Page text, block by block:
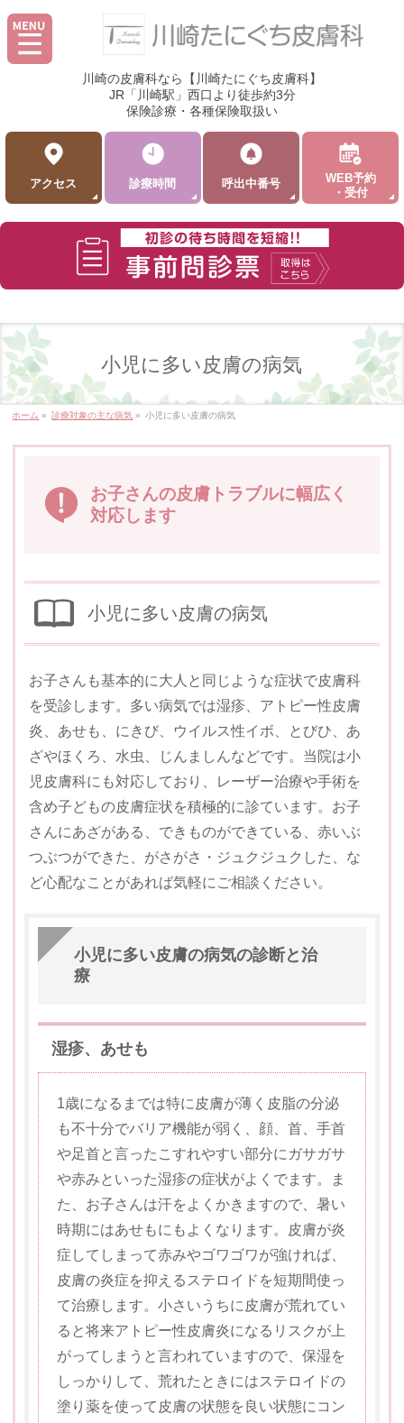
川崎の皮膚科なら【川崎たにぐち皮膚科】
JR「川崎駅」西口より徒歩約3分
保険診療・各種保険取扱い
アクセス 診療時間 呼出中番号
WEB予約
・受付
小児に多い皮膚の病気
ホーム » 診療対象の主な病気 » 小児に多い皮膚の病気
お子さんの皮膚トラブルに幅広く
対応します
小児に多い皮膚の病気
お子さんも基本的に大人と同じような症状で皮膚科
を受診します。多い病気では湿疹、アトピー性皮膚
炎、あせも、にきび、ウイルス性イボ、
とびひ、あ
ざやほくろ、水虫、じんましんなどです。当院は小
児皮膚科にも対応しており、レーザー治療や手術を
含め子どもの皮膚症状を積極的に診ています。お子
さんにあざがある、できものができている、赤いぶ
つぶつができた、がさがさ・ジュクジュクした、な
ど心配なことがあれば気軽にご相談ください。
小児に多い皮膚の病気の診断と治
療
湿疹、あせも
1歳になるまでは特に皮膚が薄く皮脂の分泌
も不十分でバリア機能が弱く、顔、首、手首
や足首と言ったこすれやすい部分にガサガサ
や赤みといった湿疹の症状がよくでます。ま
た、お子さんは汗をよくかきますので、暑い
時期にはあせもにもよくなります。皮膚が炎
症してしまって赤みやゴワゴワが強ければ、
皮膚の炎症を抑えるステロイドを短期間使っ
て治療します。小さいうちに皮膚が荒れてい
ると将来アトピー性皮膚炎になるリスクが上
がってしまうと言われていますので、保湿を
しっかりして、荒れたときにはステロイドの
塗り薬を使って皮膚の状態を良い状態にコン